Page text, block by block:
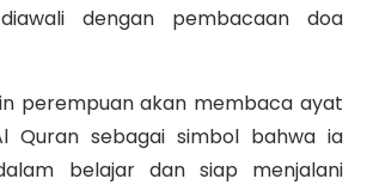
dengan pembacaan doa
perempuan akan membaca ayat
Quran sebagai simbol bahwa ia
belajar dan siap menjalani